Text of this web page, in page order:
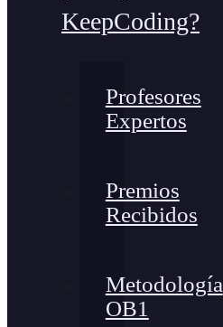
KeepCoding?
Profesores
Expertos
Premios
Recibidos
Metodología
OB1